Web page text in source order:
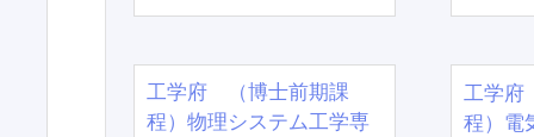
工学府 （博士前期課
程）物理システム工学専
工学
程）電